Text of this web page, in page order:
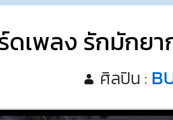
ดเพลง รักมักยา
ศิลปิน :